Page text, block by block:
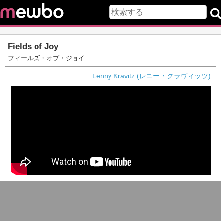
Fields of Joy
フィールズ・オブ・ジョイ
Lenny Kravitz (レニー・クラヴィッツ)